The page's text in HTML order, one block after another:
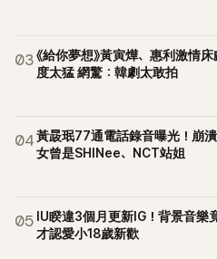
03《給你夢想》黃寅燁、惠利激情
度太猛 網驚：韓劇太敢拍
04黃晸珉77通電話錄音曝光！崩潰
女曾是SHINee、NCT站姐
05 IU睽違3個月更新IG！背景音樂
才認愛小18歲新歡